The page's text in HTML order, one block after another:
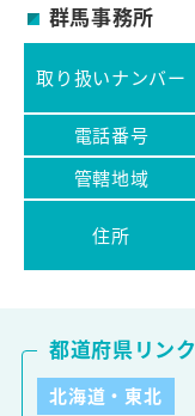
群馬事務所
取り扱いナンバー
電話番号
管轄地域
住所
北海道・東北
都道府県リンク